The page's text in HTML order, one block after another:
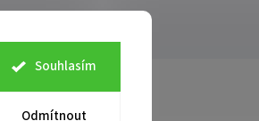
Odmítnout
Souhlasím